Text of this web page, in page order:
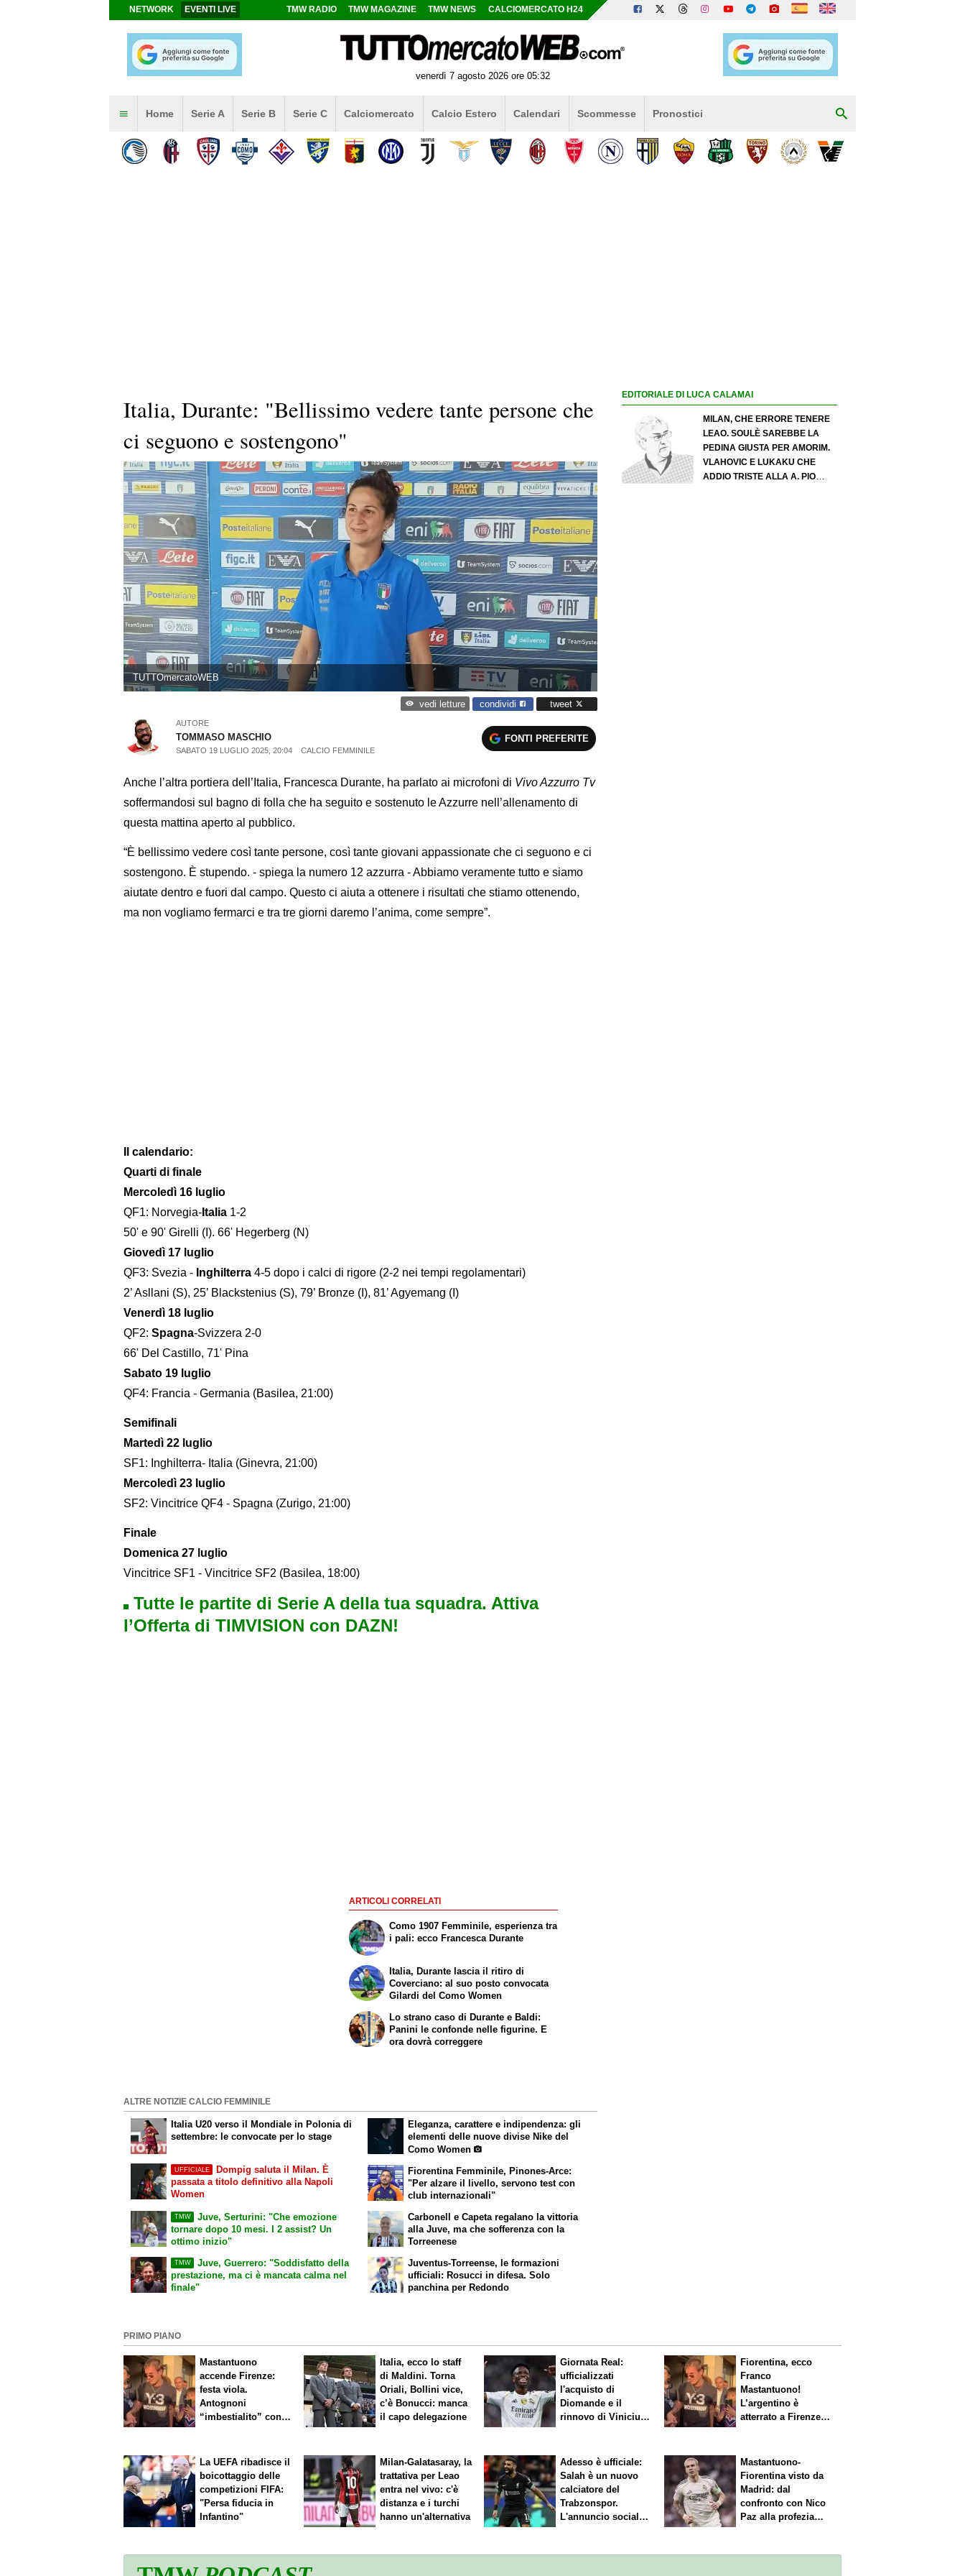
NETWORK EVENTI LIVE TMW RADIO TMW MAGAZINE TMW NEWS CALCIOMERCATO H24
venerdì 7 agosto 2026 ore 05:32
Home Serie A Serie B Serie C Calciomercato Calcio Estero Calendari Scommesse Pronostici
Italia, Durante: "Bellissimo vedere tante persone che
ci seguono e sostengono"
TUTTOmercatoWEB
vedi letture condividi tweet
AUTORE
TOMMASO MASCHIO
SABATO 19 LUGLIO 2025, 20:04 CALCIO FEMMINILE
FONTI PREFERITE
Anche l’altra portiera dell’Italia, Francesca Durante, ha parlato ai microfoni di Vivo Azzurro Tv
soffermandosi sul bagno di folla che ha seguito e sostenuto le Azzurre nell’allenamento di
questa mattina aperto al pubblico.
“È bellissimo vedere così tante persone, così tante giovani appassionate che ci seguono e ci
sostengono. È stupendo. - spiega la numero 12 azzurra - Abbiamo veramente tutto e siamo
aiutate dentro e fuori dal campo. Questo ci aiuta a ottenere i risultati che stiamo ottenendo,
ma non vogliamo fermarci e tra tre giorni daremo l’anima, come sempre”.
Il calendario:
Quarti di finale
Mercoledì 16 luglio
QF1: Norvegia- Italia 1-2
50' e 90' Girelli (I). 66' Hegerberg (N)
Giovedì 17 luglio
QF3: Svezia - Inghilterra 4-5 dopo i calci di rigore (2-2 nei tempi regolamentari)
2’ Asllani (S), 25’ Blackstenius (S), 79’ Bronze (I), 81’ Agyemang (I)
Venerdì 18 luglio
QF2: Spagna-Svizzera 2-0
66' Del Castillo, 71' Pina
Sabato 19 luglio
QF4: Francia - Germania (Basilea, 21:00)
Semifinali
Martedì 22 luglio
SF1: Inghilterra- Italia (Ginevra, 21:00)
Mercoledì 23 luglio
SF2: Vincitrice QF4 - Spagna (Zurigo, 21:00)
Finale
Domenica 27 luglio
Vincitrice SF1 - Vincitrice SF2 (Basilea, 18:00)
Tutte le partite di Serie A della tua squadra. Attiva
l’Offerta di TIMVISION con DAZN!
ARTICOLI CORRELATI
Como 1907 Femminile, esperienza tra
i pali: ecco Francesca Durante
Italia, Durante lascia il ritiro di
Coverciano: al suo posto convocata
Gilardi del Como Women
Lo strano caso di Durante e Baldi:
Panini le confonde nelle figurine. E
ora dovrà correggere
ALTRE NOTIZIE CALCIO FEMMINILE
Italia U20 verso il Mondiale in Polonia di
settembre: le convocate per lo stage
UFFICIALE
Dompig saluta il Milan. È
passata a titolo definitivo alla Napoli
Women
Eleganza, carattere e indipendenza: gli
elementi delle nuove divise Nike del
Como Women
Fiorentina Femminile, Pinones-Arce:
"Per alzare il livello, servono test con
club internazionali"
TMW
Juve, Serturini: "Che emozione
tornare dopo 10 mesi. I 2 assist? Un
ottimo inizio"
TMW
Juve, Guerrero: "Soddisfatto della
prestazione, ma ci è mancata calma nel
finale"
Carbonell e Capeta regalano la vittoria
alla Juve, ma che sofferenza con la
Torreenese
Juventus-Torreense, le formazioni
ufficiali: Rosucci in difesa. Solo
panchina per Redondo
EDITORIALE DI LUCA CALAMAI
MILAN, CHE ERRORE TENERE
LEAO. SOULÈ SAREBBE LA
PEDINA GIUSTA PER AMORIM.
VLAHOVIC E LUKAKU CHE
ADDIO TRISTE ALLA A. PIO
PRIMO PIANO
Mastantuono
accende Firenze:
festa viola.
Antognoni
“imbestialito” con
Italia, ecco lo staff
di Maldini. Torna
Oriali, Bollini vice,
c’è Bonucci: manca
il capo delegazione
Giornata Real:
ufficializzati
l'acquisto di
Diomande e il
rinnovo di Vinicius.
Fiorentina, ecco
Franco
Mastantuono!
L’argentino è
atterrato a Firenze,
La UEFA ribadisce il
boicottaggio delle
competizioni FIFA:
"Persa fiducia in
Infantino"
Milan-Galatasaray, la
trattativa per Leao
entra nel vivo: c'è
distanza e i turchi
hanno un'alternativa
Adesso è ufficiale:
Salah è un nuovo
calciatore del
Trabzonspor.
L'annuncio social
Mastantuono-
Fiorentina visto da
Madrid: dal
confronto con Nico
Paz alla profezia